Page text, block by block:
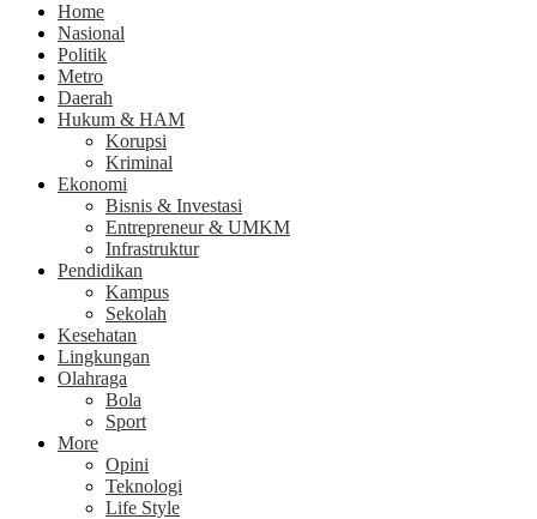
Home
Nasional
Politik
Metro
Daerah
Hukum & HAM
Korupsi
Kriminal
Ekonomi
Bisnis & Investasi
Entrepreneur & UMKM
Infrastruktur
Pendidikan
Kampus
Sekolah
Kesehatan
Lingkungan
Olahraga
Bola
Sport
More
Opini
Teknologi
Life Style